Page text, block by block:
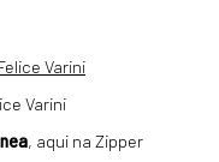
Varini
, aqui na Zipper